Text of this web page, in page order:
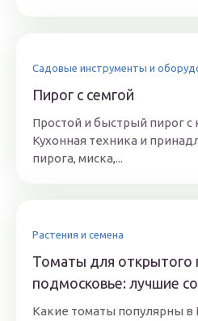
Садовые инструменты и
Пирог с семгой
Простой и быстрый пирог с
Кухонная техника и
пирога, миска,...
Растения и семена
Томаты для открытого
подмосковье: лучшие
Какие томаты популярны в